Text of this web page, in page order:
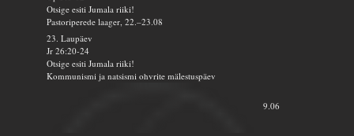
Otsige esiti Jumala riiki!
Pastoriperede laager, 22.–23.08
23. Laupäev
Jr 26:20-24
Otsige esiti Jumala riiki!
Kommunismi ja natsismi ohvrite mälestuspäev
9.06